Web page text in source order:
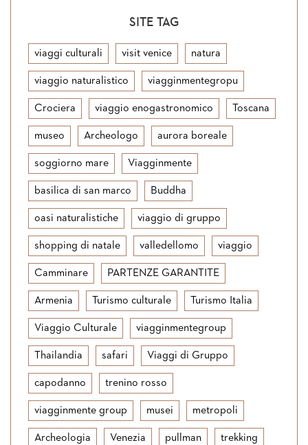
SITE TAG
viaggi culturali visit venice natura
viaggio naturalistico viagginmentegropu
Crociera viaggio enogastronomico Toscana
museo Archeologo aurora boreale
soggiorno mare Viagginmente
basilica di san marco Buddha
oasi naturalistiche viaggio di gruppo
shopping di natale valledellomo viaggio
Camminare PARTENZE GARANTITE
Armenia Turismo culturale Turismo Italia
Viaggio Culturale viagginmentegroup
Thailandia safari Viaggi di Gruppo
capodanno trenino rosso
viagginmente group musei metropoli
Archeologia Venezia pullman trekking